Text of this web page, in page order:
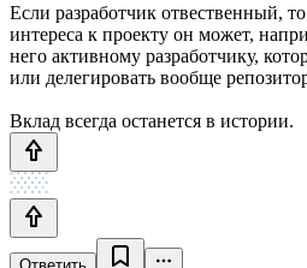
Если разработчик отвественный,
интереса к проекту он может,
него активному разработчику,
или делегировать вообще
Вклад всегда останется в истории.